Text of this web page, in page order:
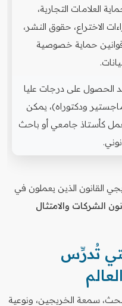
العلامات التجارية،
الاختراع، حقوق النشر،
حماية خصوصية
الحصول على درجات عليا
ودكتوراه)، يمكن
كأستاذ جامعي أو باحث
خريجي القانون الذين يعملون في
الشركات والامتثال
تُدرِّس
سمعة الخريجين، ونوعية